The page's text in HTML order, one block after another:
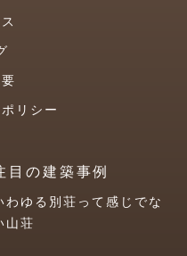
リシー
目の建築事例
わゆる別荘って感じでな
山荘